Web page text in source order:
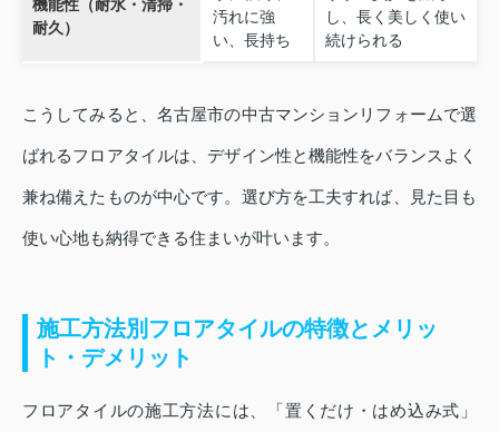
機能性（耐水・清掃・
耐久）
汚れに強
い、長持ち
し、長く美しく使い
続けられる
こうしてみると、名古屋市の中古マンションリフォームで選
ばれるフロアタイルは、デザイン性と機能性をバランスよく
兼ね備えたものが中心です。選び方を工夫すれば、見た目も
使い心地も納得できる住まいが叶います。
施工方法別フロアタイルの特徴とメリッ
ト・デメリット
フロアタイルの施工方法には、「置くだけ・はめ込み式」